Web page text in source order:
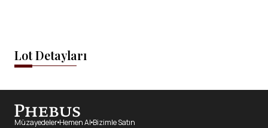
Lot Detayları
Müzayedeler Hemen Al Bizimle Satın